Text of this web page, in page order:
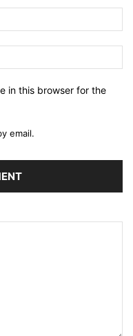
in this browser for the
email.